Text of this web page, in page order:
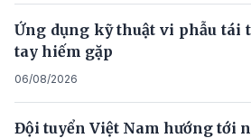
Ứng dụng kỹ thuật vi phẫu tái
tay hiếm gặp
06/08/2026
Đội tuyển Việt Nam hướng tới